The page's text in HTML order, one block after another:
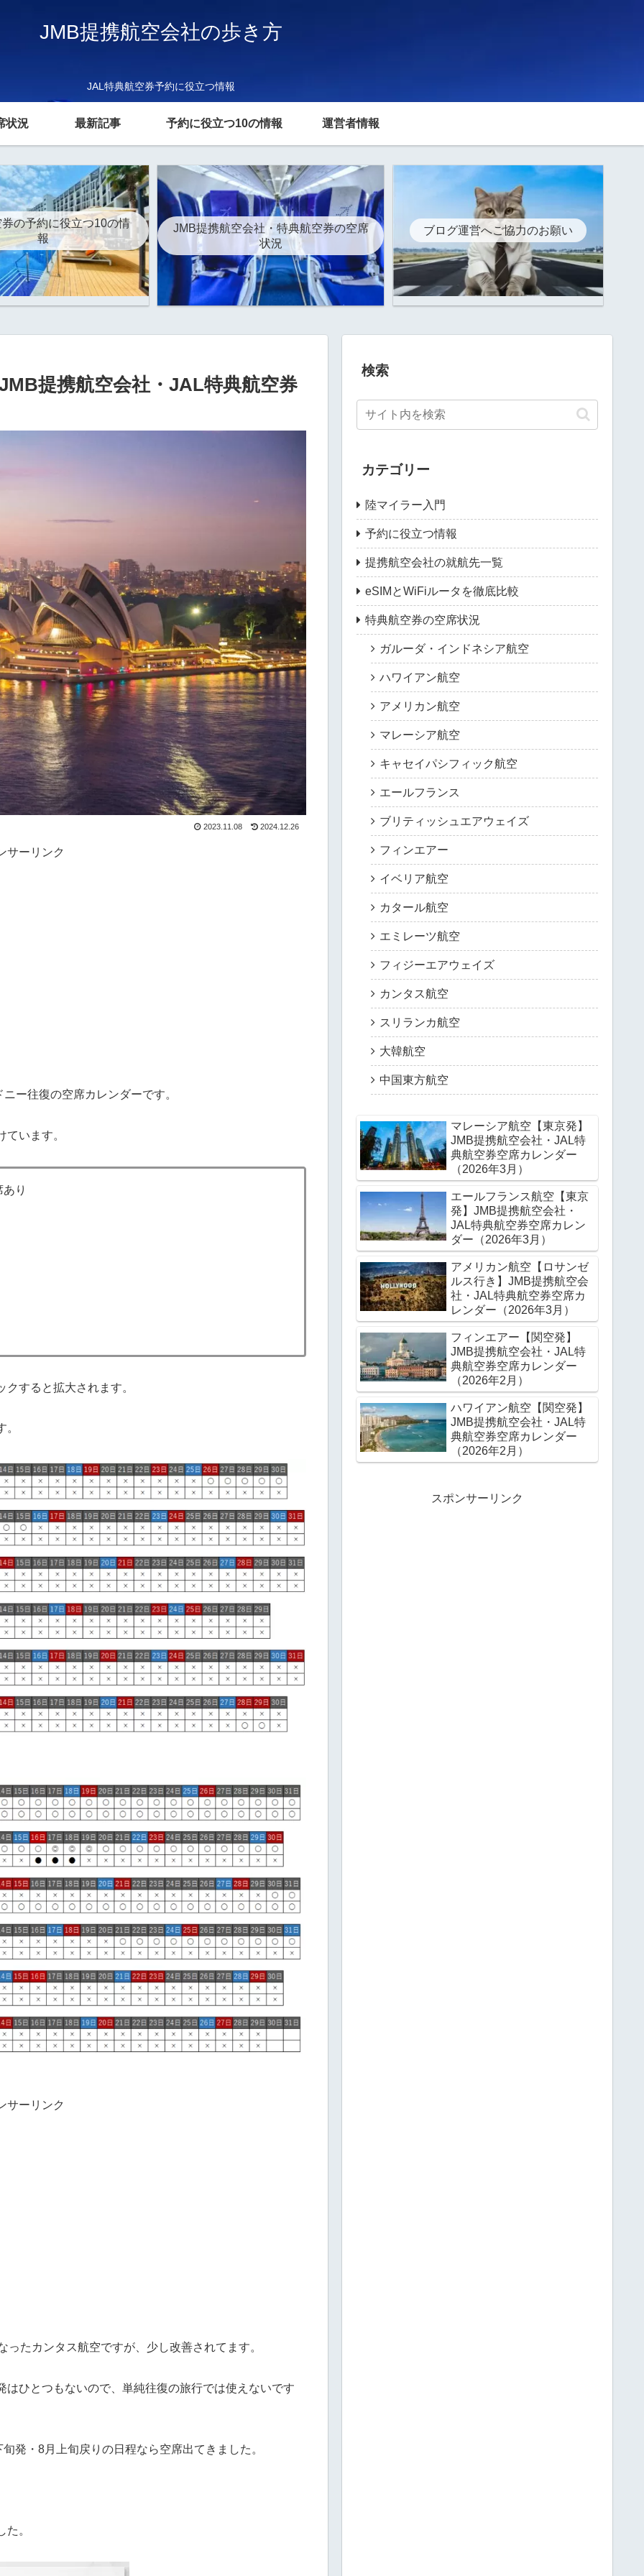
JMB提携航空会社の歩き方
JAL特典航空券予約に役立つ情報
状況 最新記事 予約に役立つ10の情報 運営者情報
の予約に役立つ10の情
報
JMB提携航空会社・特典航空券の空席
状況
ブログ運営へご協力のお願い
提携航空会社・JAL特典航空券
2023.11.08 2024.12.26
サーリンク
ー往復の空席カレンダーです。
います。
り
すると拡大されます。
サーリンク
たカンタス航空ですが、少し改善されてます。
ひとつもないので、単純往復の旅行では使えないです
発・8月上旬戻りの日程なら空席出てきました。
。
検索
カテゴリー
陸マイラー入門
予約に役立つ情報
提携航空会社の就航先一覧
eSIMとWiFiルータを徹底比較
特典航空券の空席状況
ガルーダ・インドネシア航空
ハワイアン航空
アメリカン航空
マレーシア航空
キャセイパシフィック航空
エールフランス
ブリティッシュエアウェイズ
フィンエアー
イベリア航空
カタール航空
エミレーツ航空
フィジーエアウェイズ
カンタス航空
スリランカ航空
大韓航空
中国東方航空
マレーシア航空【東京発】
JMB提携航空会社・JAL特
典航空券空席カレンダー
（2026年3月）
エールフランス航空【東京
発】JMB提携航空会社・
JAL特典航空券空席カレン
ダー（2026年3月）
アメリカン航空【ロサンゼ
ルス行き】JMB提携航空会
社・JAL特典航空券空席カ
レンダー（2026年3月）
フィンエアー【関空発】
JMB提携航空会社・JAL特
典航空券空席カレンダー
（2026年2月）
ハワイアン航空【関空発】
JMB提携航空会社・JAL特
典航空券空席カレンダー
（2026年2月）
スポンサーリンク